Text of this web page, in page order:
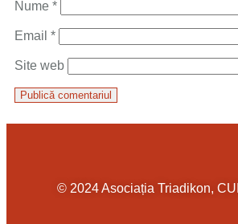
Nume *
Email *
Site web
© 2024 Asociația Triadikon,